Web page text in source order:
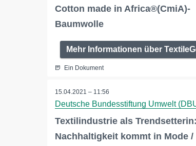
Cotton made in Africa®(CmiA)-
Baumwolle
Mehr Informationen über
Ein Dokument
15.04.2021 – 11:56
Deutsche Bundesstiftung Umwelt
Textilindustrie als Trendsetterin:
Nachhaltigkeit kommt in Mode /